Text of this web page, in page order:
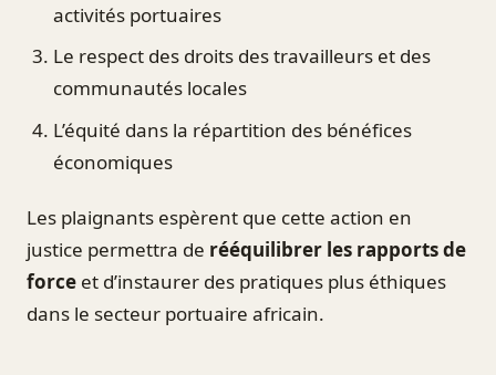
activités portuaires
Le respect des droits des travailleurs et des
communautés locales
L’équité dans la répartition des bénéfices
économiques
Les plaignants espèrent que cette action en
justice permettra de rééquilibrer les rapports de
force et d’instaurer des pratiques plus éthiques
dans le secteur portuaire africain.